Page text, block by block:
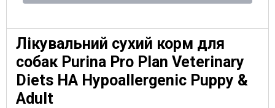
Лікувальний сухий корм для
собак Purina Pro Plan Veterinary
Diets HA Hypoallergenic Puppy &
Adult